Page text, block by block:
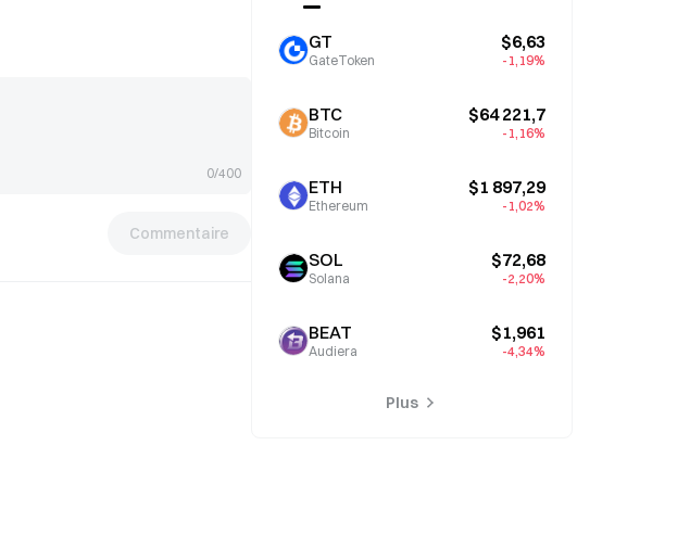
0/400
Commentaire
SanDisk au centre de
l’attention
GT
GateToken
$6,63
-1,19%
BTC
Bitcoin
$64 221,7
-1,16%
ETH
Ethereum
$1 897,29
-1,02%
SOL
Solana
$72,68
-2,20%
BEAT
Audiera
$1,961
-4,34%
Plus